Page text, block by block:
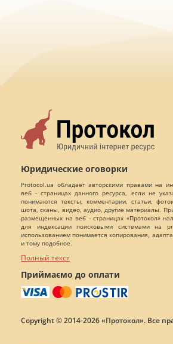
Юридические оговорки
Protocol.ua обладает авторскими правами на
веб - страницах данного ресурса, если не
понимаются тексты, комментарии, статьи,
шота, сканы, видео, аудио, другие материалы.
размещенных на веб - страницах «Протокол»
для индексации поисковыми системами на
использованием понимается копирования,
и тому подобное.
Полный текст
Приймаємо до оплати
Copyright © 2014-2026 «Протокол». Все